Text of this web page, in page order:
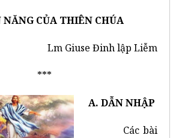
NĂNG CỦA THIÊN CHÚA
Lm Giuse Đinh lập Liễm
***
A. DẪN NHẬP
Các bài